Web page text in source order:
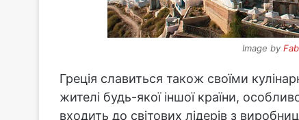
Image by
Греція славиться також своїми
жителі будь-якої іншої країни,
входить до світових лідерів з